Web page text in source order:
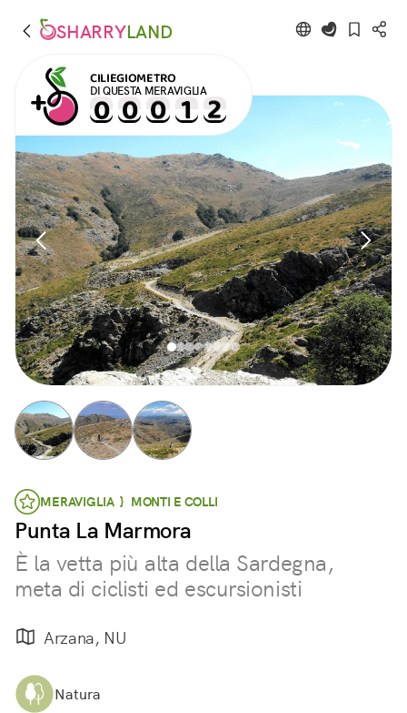
SHARRYLAND
CILIEGIOMETRO
DI QUESTA MERAVIGLIA
MERAVIGLIA } MONTI E COLLI
Punta La Marmora
È la vetta più alta della Sardegna,
meta di ciclisti ed escursionisti
Arzana, NU
Natura